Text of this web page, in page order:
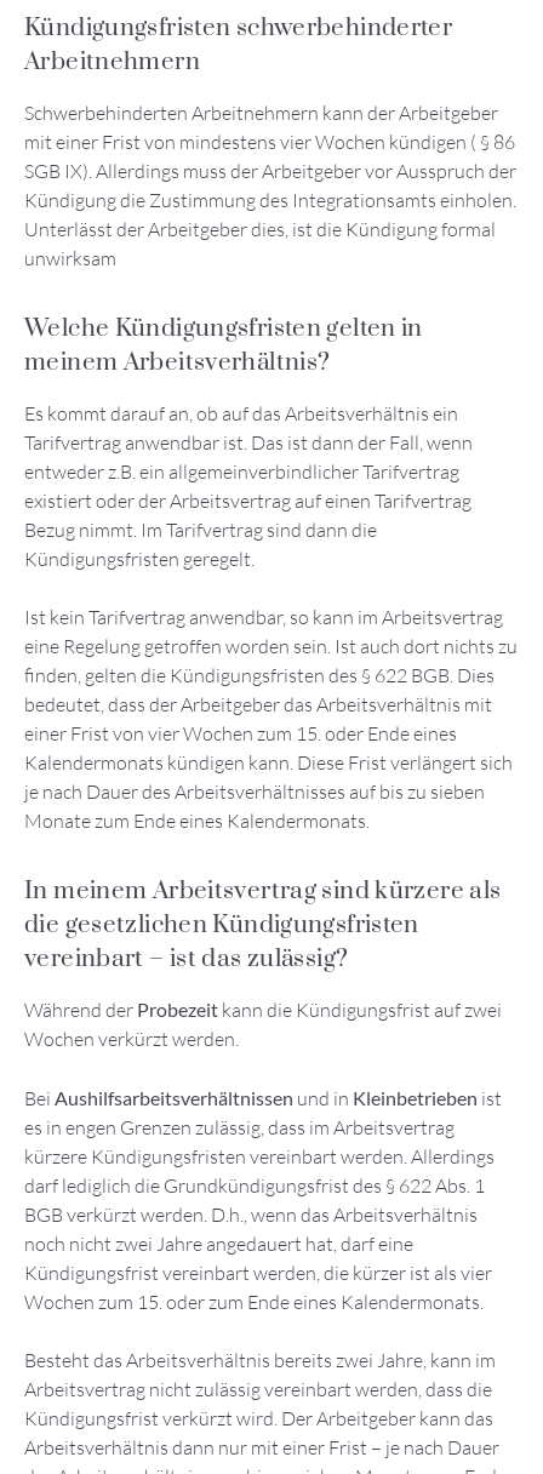
Kündigungsfristen schwerbehinderter
Arbeitnehmern
Schwerbehinderten Arbeitnehmern kann der Arbeitgeber
mit einer Frist von mindestens vier Wochen kündigen ( § 86
SGB IX). Allerdings muss der Arbeitgeber vor Ausspruch der
Kündigung die Zustimmung des Integrationsamts einholen.
Unterlässt der Arbeitgeber dies, ist die Kündigung formal
unwirksam
Welche Kündigungsfristen gelten in
meinem Arbeitsverhältnis?
Es kommt darauf an, ob auf das Arbeitsverhältnis ein
Tarifvertrag anwendbar ist. Das ist dann der Fall, wenn
entweder z.B. ein allgemeinverbindlicher Tarifvertrag
existiert oder der Arbeitsvertrag auf einen Tarifvertrag
Bezug nimmt. Im Tarifvertrag sind dann die
Kündigungsfristen geregelt.
Ist kein Tarifvertrag anwendbar, so kann im Arbeitsvertrag
eine Regelung getroffen worden sein. Ist auch dort nichts zu
finden, gelten die Kündigungsfristen des § 622 BGB. Dies
bedeutet, dass der Arbeitgeber das Arbeitsverhältnis mit
einer Frist von vier Wochen zum 15. oder Ende eines
Kalendermonats kündigen kann. Diese Frist verlängert sich
je nach Dauer des Arbeitsverhältnisses auf bis zu sieben
Monate zum Ende eines Kalendermonats.
In meinem Arbeitsvertrag sind kürzere als
die gesetzlichen Kündigungsfristen
vereinbart – ist das zulässig?
Während der Probezeit kann die Kündigungsfrist auf zwei
Wochen verkürzt werden.
Bei Aushilfsarbeitsverhältnissen und in Kleinbetrieben ist
es in engen Grenzen zulässig, dass im Arbeitsvertrag
kürzere Kündigungsfristen vereinbart werden. Allerdings
darf lediglich die Grundkündigungsfrist des § 622 Abs. 1
BGB verkürzt werden. D.h., wenn das Arbeitsverhältnis
noch nicht zwei Jahre angedauert hat, darf eine
Kündigungsfrist vereinbart werden, die kürzer ist als vier
Wochen zum 15. oder zum Ende eines Kalendermonats.
Besteht das Arbeitsverhältnis bereits zwei Jahre, kann im
Arbeitsvertrag nicht zulässig vereinbart werden, dass die
Kündigungsfrist verkürzt wird. Der Arbeitgeber kann das
Arbeitsverhältnis dann nur mit einer Frist – je nach Dauer